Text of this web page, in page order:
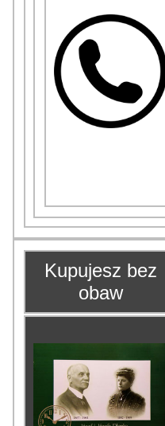
Kupujesz bez
obaw